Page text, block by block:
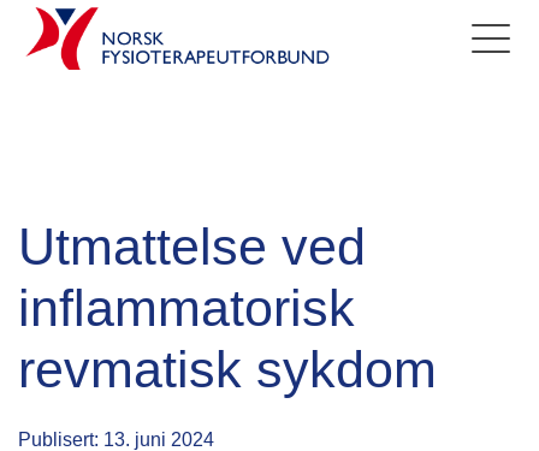
Utmattelse ved
inflammatorisk
revmatisk sykdom
Publisert: 13. juni 2024